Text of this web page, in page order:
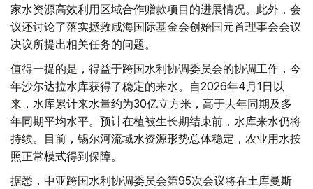
家水资源高效利用区域合作赠款项目的进展情况。此外，会
议还讨论了落实拯救咸海国际基金会创始国元首理事会会议
决议所提出相关任务的问题。
值得一提的是，得益于跨国水利协调委员会的协调工作，今
年沙尔达拉水库获得了稳定的来水。自2026年4月1日以
来，水库累计来水量约为30亿立方米，高于去年同期及多
年同期平均水平。预计在植被生长期结束前，水库来水仍将
持续。目前，锡尔河流域水资源形势总体稳定，农业用水按
照正常模式得到保障。
据悉，中亚跨国水利协调委员会第95次会议将在土库曼斯